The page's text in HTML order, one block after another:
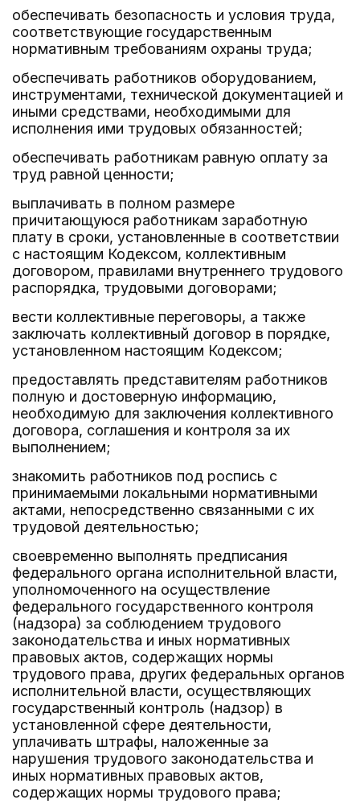
обеспечивать безопасность и условия труда,
соответствующие государственным
нормативным требованиям охраны труда;
обеспечивать работников оборудованием,
инструментами, технической документацией и
иными средствами, необходимыми для
исполнения ими трудовых обязанностей;
обеспечивать работникам равную оплату за
труд равной ценности;
выплачивать в полном размере
причитающуюся работникам заработную
плату в сроки, установленные в соответствии
с настоящим Кодексом, коллективным
договором, правилами внутреннего трудового
распорядка, трудовыми договорами;
вести коллективные переговоры, а также
заключать коллективный договор в порядке,
установленном настоящим Кодексом;
предоставлять представителям работников
полную и достоверную информацию,
необходимую для заключения коллективного
договора, соглашения и контроля за их
выполнением;
знакомить работников под роспись с
принимаемыми локальными нормативными
актами, непосредственно связанными с их
трудовой деятельностью;
своевременно выполнять предписания
федерального органа исполнительной власти,
уполномоченного на осуществление
федерального государственного контроля
(надзора) за соблюдением трудового
законодательства и иных нормативных
правовых актов, содержащих нормы
трудового права, других федеральных органов
исполнительной власти, осуществляющих
государственный контроль (надзор) в
установленной сфере деятельности,
уплачивать штрафы, наложенные за
нарушения трудового законодательства и
иных нормативных правовых актов,
содержащих нормы трудового права;